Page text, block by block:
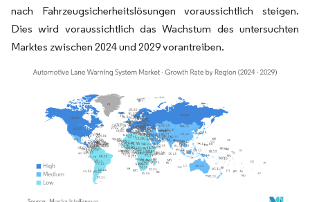
nach Fahrzeugsicherheitslösungen voraussichtlich steigen.
Dies wird voraussichtlich das Wachstum des untersuchten
Marktes zwischen 2024 und 2029 vorantreiben.